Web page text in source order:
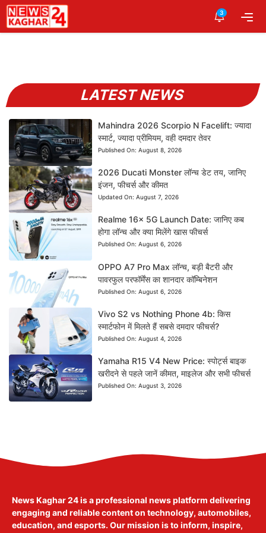
Skip
to
content
3
LATEST NEWS
Mahindra 2026 Scorpio N Facelift: ज्यादा
स्मार्ट, ज्यादा प्रीमियम, वही दमदार तेवर
Published On: August 8, 2026
2026 Ducati Monster लॉन्च डेट तय, जानिए
इंजन, फीचर्स और कीमत
Updated On: August 7, 2026
Realme 16x 5G Launch Date: जानिए कब
होगा लॉन्च और क्या मिलेंगे खास फीचर्स
Published On: August 6, 2026
OPPO A7 Pro Max लॉन्च, बड़ी बैटरी और
पावरफुल परफॉर्मेंस का शानदार कॉम्बिनेशन
Published On: August 6, 2026
Vivo S2 vs Nothing Phone 4b: किस
स्मार्टफोन में मिलते हैं सबसे दमदार फीचर्स?
Published On: August 4, 2026
Yamaha R15 V4 New Price: स्पोर्ट्स बाइक
खरीदने से पहले जानें कीमत, माइलेज और सभी फीचर्स
Published On: August 3, 2026
News Kaghar 24is a professional news platform delivering
engaging and reliable content on technology, automobiles,
education, and esports. Our mission is to inform, inspire,